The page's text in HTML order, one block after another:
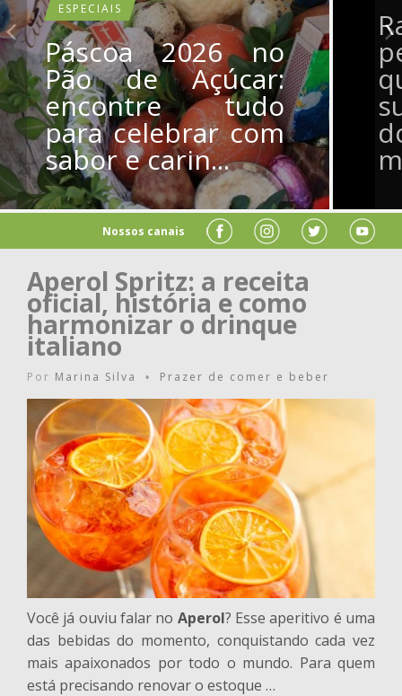
ESPECIAIS
Páscoa 2026 no
Pão de Açúcar:
encontre tudo
para celebrar com
sabor e carin...
Nossos canais
Aperol Spritz: a receita
oficial, história e como
harmonizar o drinque
italiano
Por Marina Silva • Prazer de comer e beber
Você já ouviu falar no Aperol? Esse aperitivo é uma
das bebidas do momento, conquistando cada vez
mais apaixonados por todo o mundo. Para quem
está precisando renovar o estoque …